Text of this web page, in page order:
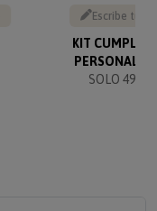
Escribe tu
KIT
SOLO 49.90